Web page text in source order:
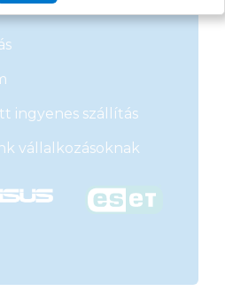
ingyenes szállítás
vállalkozásoknak